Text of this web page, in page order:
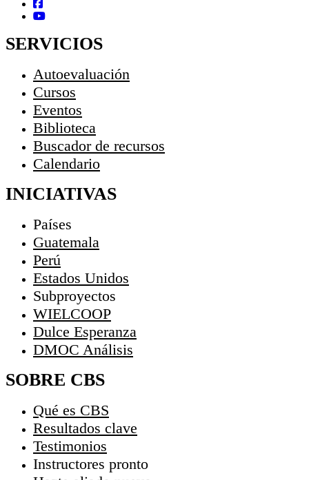
SERVICIOS
Autoevaluación
Cursos
Eventos
Biblioteca
Buscador de recursos
Calendario
INICIATIVAS
Países
Guatemala
Perú
Estados Unidos
Subproyectos
WIELCOOP
Dulce Esperanza
DMOC Análisis
SOBRE CBS
Qué es CBS
Resultados clave
Testimonios
Instructores pronto